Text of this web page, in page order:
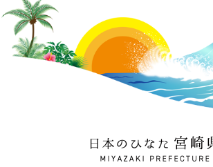
日本のひなた 宮崎県
MIYAZAKI PREFECTURE